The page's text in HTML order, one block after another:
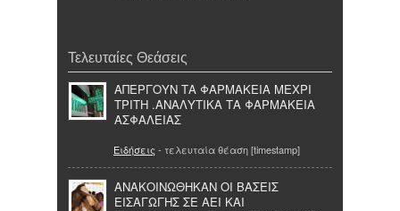
Τελευταίες Θεάσεις
ΑΠΕΡΓΟΥΝ ΤΑ ΦΑΡΜΑΚΕΙΑ ΜΕΧΡΙ
ΤΡΙΤΗ .ΑΝΑΛΥΤΙΚΑ ΤΑ ΦΑΡΜΑΚΕΙΑ
ΑΣΦΑΛΕΙΑΣ
Ειδήσεις - τελευταία θέαση [timestamp]
ΑΝΑΚΟΙΝΩΘΗΚΑΝ ΟΙ ΒΑΣΕΙΣ
ΕΙΣΑΓΩΓΗΣ ΣΕ ΑΕΙ ΚΑΙ